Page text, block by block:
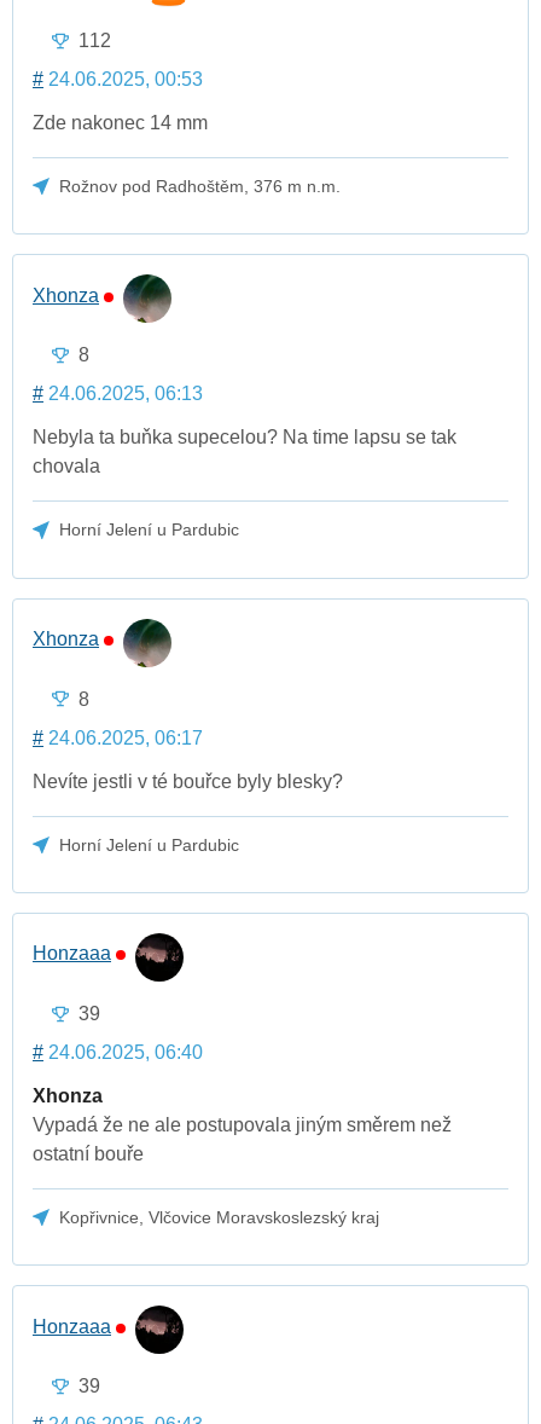
112
# 24.06.2025, 00:53
Zde nakonec 14 mm
Rožnov pod Radhoštěm, 376 m n.m.
Xhonza
8
# 24.06.2025, 06:13
Nebyla ta buňka supecelou? Na time lapsu se tak
chovala
Horní Jelení u Pardubic
Xhonza
8
# 24.06.2025, 06:17
Nevíte jestli v té bouřce byly blesky?
Horní Jelení u Pardubic
Honzaaa
39
# 24.06.2025, 06:40
Xhonza
Vypadá že ne ale postupovala jiným směrem než
ostatní bouře
Kopřivnice, Vlčovice Moravskoslezský kraj
Honzaaa
39